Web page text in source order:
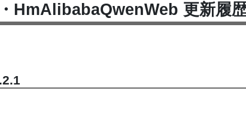
HmAlibabaQwenWeb 更新履